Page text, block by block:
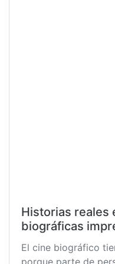
Historias reales
biográficas
El cine biográfico
porque parte de